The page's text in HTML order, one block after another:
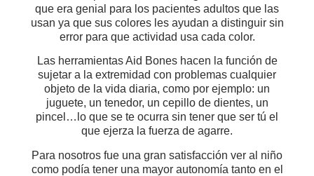
que era genial para los pacientes adultos que las
usan ya que sus colores les ayudan a distinguir sin
error para que actividad usa cada color.
Las herramientas Aid Bones hacen la función de
sujetar a la extremidad con problemas cualquier
objeto de la vida diaria, como por ejemplo: un
juguete, un tenedor, un cepillo de dientes, un
pincel…lo que se te ocurra sin tener que ser tú el
que ejerza la fuerza de agarre.
Para nosotros fue una gran satisfacción ver al niño
como podía tener una mayor autonomía tanto en el